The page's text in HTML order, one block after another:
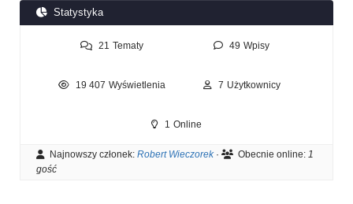
Statystyka
21 Tematy 49 Wpisy
19 407 Wyświetlenia 7 Użytkownicy
1 Online
Najnowszy członek: Robert Wieczorek· Obecnie online: 1
gość